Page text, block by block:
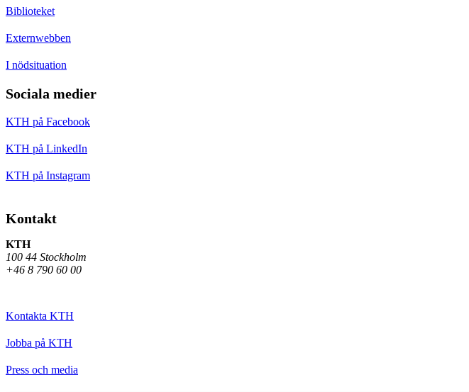
Biblioteket
Externwebben
I nödsituation
Sociala medier
KTH på Facebook
KTH på LinkedIn
KTH på Instagram
Kontakt
KTH
100 44 Stockholm
+46 8 790 60 00
Kontakta KTH
Jobba på KTH
Press och media